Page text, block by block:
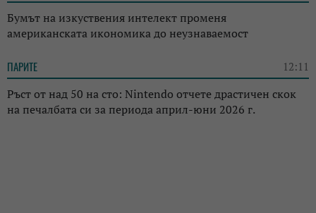
Бумът на изкуствения интелект променя
американската икономика до неузнаваемост
ПАРИТЕ 12:11
Ръст от над 50 на сто: Nintendo отчете драстичен скок
на печалбата си за периода април-юни 2026 г.